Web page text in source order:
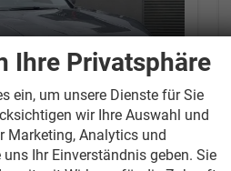
Ihre Privatsphäre
ein, um unsere Dienste für Sie
wir Ihre Auswahl und
Marketing, Analytics und
Ihr Einverständnis geben. Sie